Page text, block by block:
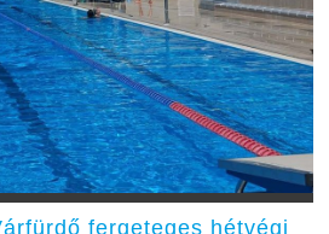
fergeteges hétvégi